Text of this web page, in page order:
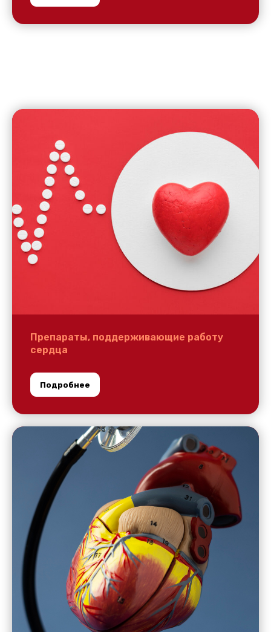
Препараты, поддерживающие работу
сердца
Подробнее